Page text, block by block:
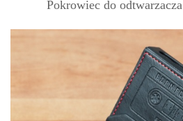
Pokrowiec do